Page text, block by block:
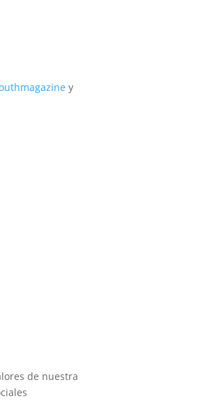
y
de nuestra